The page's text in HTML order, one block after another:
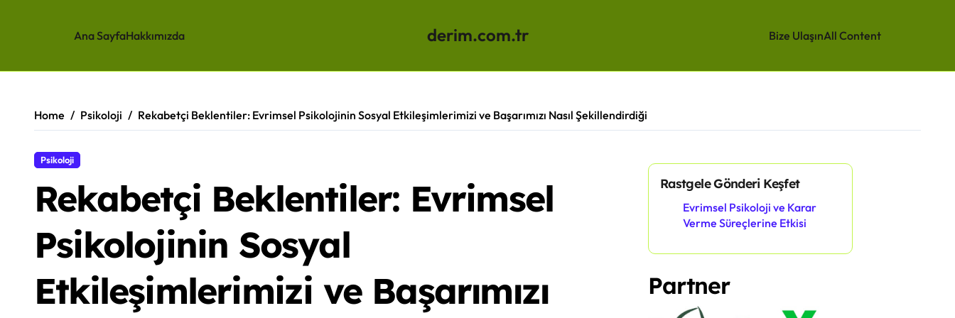
Ana SayfaHakkımızda derim.com.tr Bize UlaşınAll Content
contentHome Psikoloji Rekabetçi Beklentiler: Evrimsel Psikolojinin Sosyal Etkileşimlerimizi ve Başarımızı Nasıl Şekillendirdiği
Psikoloji
Rekabetçi Beklentiler: Evrimsel
Psikolojinin Sosyal
Etkileşimlerimizi ve Başarımızı
Rastgele Gönderi Keşfet
Evrimsel Psikoloji ve Karar
Verme Süreçlerine Etkisi
Partner